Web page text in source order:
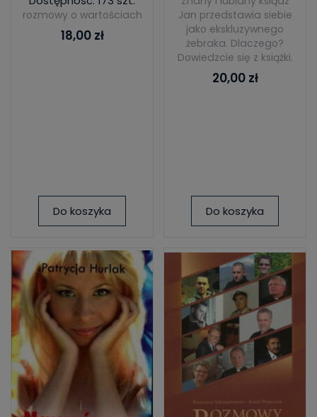
rozmowy o wartościach
18,00 zł
Do koszyka
Jan przedstawia siebie
jako ekskluzywnego
żebraka. Dlaczego?
Dowiedzcie się z książki.
20,00 zł
Do koszyka